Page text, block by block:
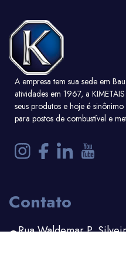
A empresa tem sua sede em
atividades em 1967, a
seus produtos e hoje é
para postos de combustível e
Contato
Rua Waldemar P.